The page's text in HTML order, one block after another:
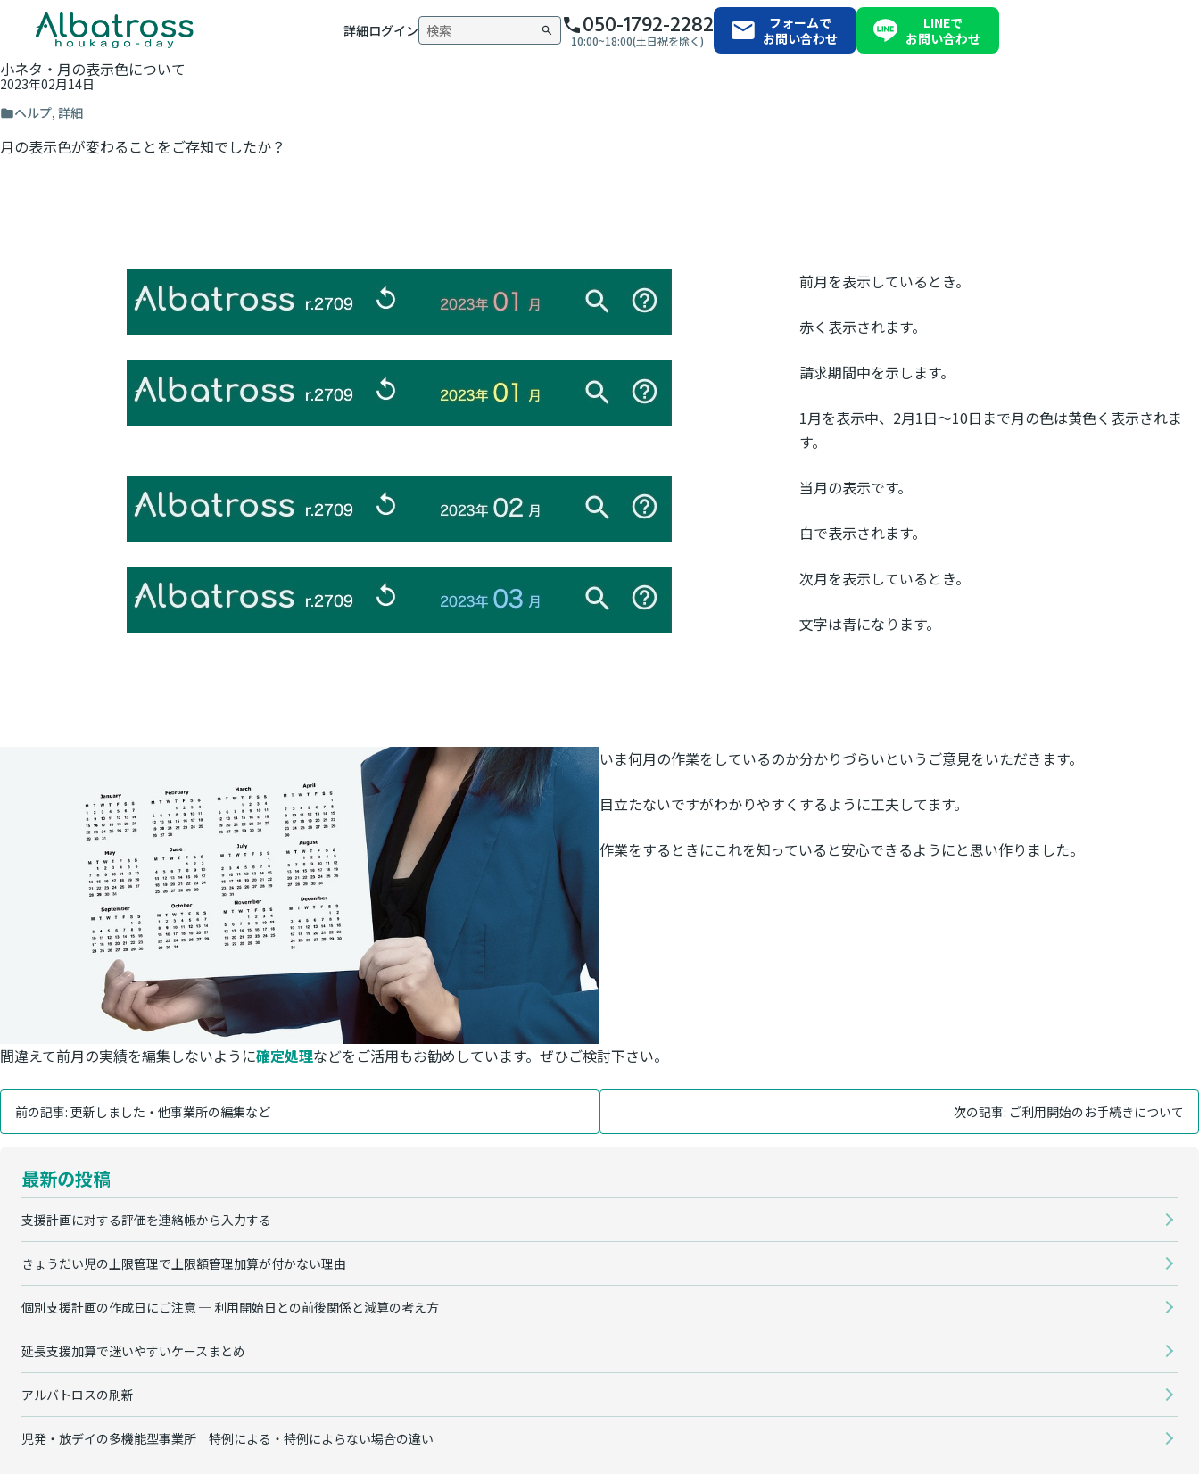
詳細ログイン 050-1792-2282
10:00~18:00(土日祝を除く)
フォームで
お問い合わせ
LINEで
お問い合わせ
小ネタ・月の表示色について
2023年02月14日
ヘルプ, 詳細
月の表示色が変わることをご存知でしたか？
前月を表示しているとき。
赤く表示されます。
請求期間中を示します。
1月を表示中、2月1日〜10日まで月の色は黄色く表示されま
す。
当月の表示です。
白で表示されます。
次月を表示しているとき。
文字は青になります。
いま何月の作業をしているのか分かりづらいというご意見をいただきます。
目立たないですがわかりやすくするように工夫してます。
作業をするときにこれを知っていると安心できるようにと思い作りました。
間違えて前月の実績を編集しないように確定処理などをご活用もお勧めしています。ぜひご検討下さい。
前の記事: 更新しました・他事業所の編集など 次の記事: ご利用開始のお手続きについて
最新の投稿
支援計画に対する評価を連絡帳から入力する
きょうだい児の上限管理で上限額管理加算が付かない理由
個別支援計画の作成日にご注意 ─ 利用開始日との前後関係と減算の考え方
延長支援加算で迷いやすいケースまとめ
アルバトロスの刷新
児発・放デイの多機能型事業所｜特例による・特例によらない場合の違い